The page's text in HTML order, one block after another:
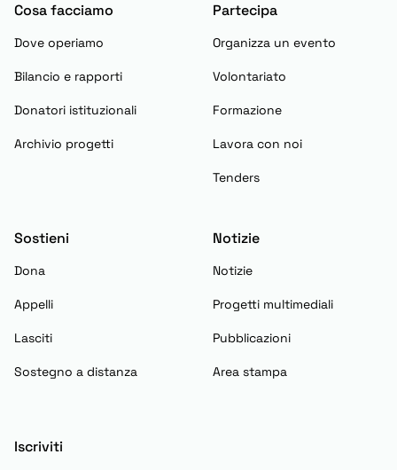
Cosa facciamo
Dove operiamo
Bilancio e rapporti
Donatori istituzionali
Archivio progetti
Partecipa
Organizza un evento
Volontariato
Formazione
Lavora con noi
Tenders
Sostieni
Dona
Appelli
Lasciti
Sostegno a distanza
Notizie
Notizie
Progetti multimediali
Pubblicazioni
Area stampa
Iscriviti